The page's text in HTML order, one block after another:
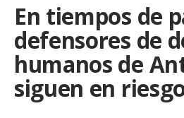
En tiempos de
defensores de
humanos de
siguen en